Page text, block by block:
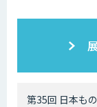
第35回 日本も